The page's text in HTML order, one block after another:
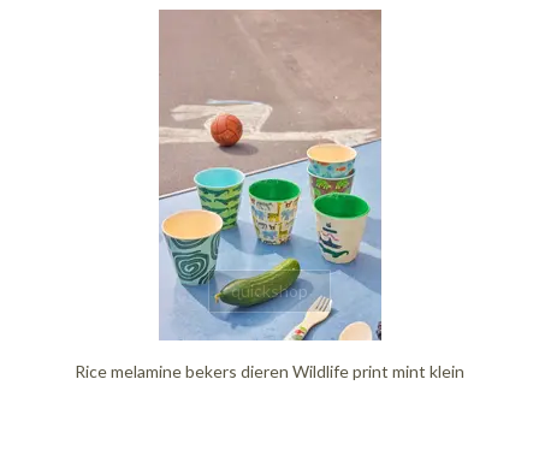
quickshop
Rice melamine bekers dieren Wildlife print mint klein